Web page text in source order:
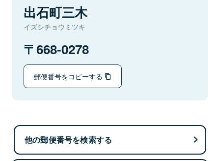
出石町三木
イズシチョウミツキ
668-0278
郵便番号をコピーする
他の郵便番号を検索する